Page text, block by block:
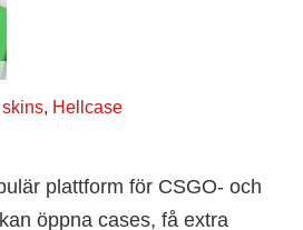
, Hellcase
plattform för CSGO- och
öppna cases, få extra